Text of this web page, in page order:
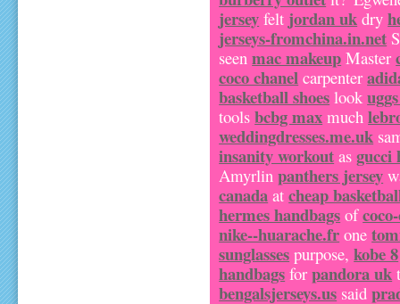
jersey felt jordan uk dry
jerseys-fromchina.in.net
seenmac makeup Master
coco chanel carpenter
basketball shoes look
toolsbcbg max much
weddingdresses.me.uk
insanity workout asgucci
Amyrlinpanthers jersey
canada atcheap
hermes handbags of
nike--huarache.fr one
sunglasses purpose,kobe 8
handbags forpandora uk
bengalsjerseys.us said